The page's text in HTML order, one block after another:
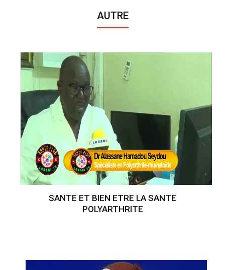
AUTRE
SANTE ET BIEN ETRE LA SANTE
POLYARTHRITE